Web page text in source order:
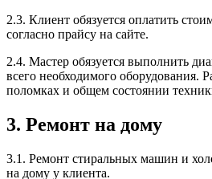
2.3. Клиент обязуется оплатить
согласно прайсу на сайте.
2.4. Мастер обязуется выполнить
всего необходимого оборудования.
поломках и общем состоянии
3. Ремонт на дому
3.1. Ремонт стиральных машин и
на дому у клиента.